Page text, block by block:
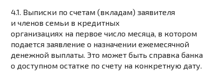
4.1. Выписки по счетам (вкладам) заявителя
и членов семьи в кредитных
организациях на первое число месяца, в котором
подается заявление о назначении ежемесячной
денежной выплаты. Это может быть справка банка
о доступном остатке по счету на конкретную дату.